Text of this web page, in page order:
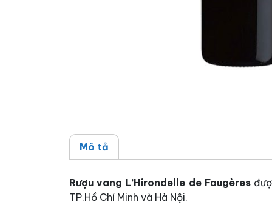
Mô tả
Rượu vang L’Hirondelle de Faugères
TP.Hồ Chí Minh và Hà Nội.